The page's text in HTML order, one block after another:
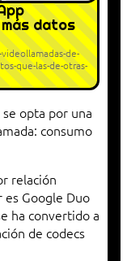
datos
de-
que-las-de-otras-
opta por una
consumo
relación
es Google Duo
ha convertido a
de codecs